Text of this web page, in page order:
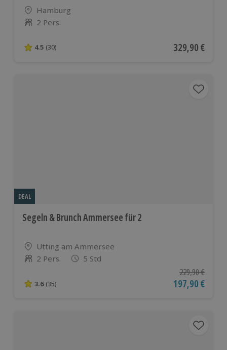
Standort
Hamburg
Anzahl der Teilnehmer
2 Pers.
4.5 von 5 Sternen basierend auf 30 Bewertungen
4.5 (30) Aktueller Preis
329,90 €
DEAL
Segeln & Brunch Ammersee für 2
Standort
Utting am Ammersee
Anzahl der Teilnehmer
2 Pers. 5 Std
3.6 von 5 Sternen basierend auf 35 Bewertungen
3.6 (35)
Ursprünglicher
229,90 €
Aktueller Preis
197,90 €